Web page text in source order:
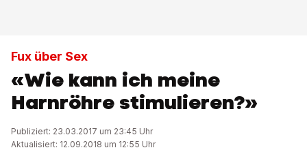
Fux über Sex
«Wie kann ich meine
Harnröhre stimulieren?»
Publiziert: 23.03.2017 um 23:45 Uhr
Aktualisiert: 12.09.2018 um 12:55 Uhr